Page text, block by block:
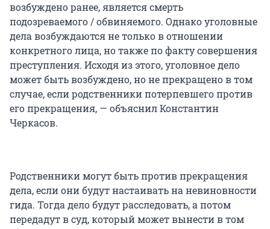
возбуждено ранее, является смерть
подозреваемого / обвиняемого. Однако уголовные
дела возбуждаются не только в отношении
конкретного лица, но также по факту совершения
преступления. Исходя из этого, уголовное дело
может быть возбуждено, но не прекращено в том
случае, если родственники потерпевшего против
его прекращения, — объяснил Константин
Черкасов.
Родственники могут быть против прекращения
дела, если они будут настаивать на невиновности
гида. Тогда дело будут расследовать, а потом
передадут в суд, который может вынести в том